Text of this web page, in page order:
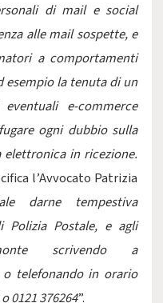
di mail e social
alle mail sospette, e
a comportamenti
esempio la tenuta di un
e-commerce
ogni dubbio sulla
in ricezione.
l’Avvocato Patrizia
darne tempestiva
Polizia Postale, e agli
scrivendo a
telefonando in orario
0121 376264”.